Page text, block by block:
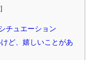
]
チュエーション
ど、嬉しいことがあ